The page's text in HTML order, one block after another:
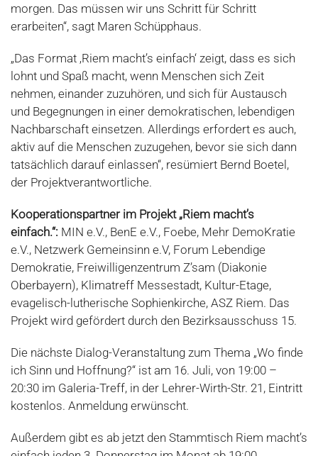
morgen. Das müssen wir uns Schritt für Schritt
erarbeiten“, sagt Maren Schüpphaus.
„Das Format ‚Riem macht’s einfach‘ zeigt, dass es sich
lohnt und Spaß macht, wenn Menschen sich Zeit
nehmen, einander zuzuhören, und sich für Austausch
und Begegnungen in einer demokratischen, lebendigen
Nachbarschaft einsetzen. Allerdings erfordert es auch,
aktiv auf die Menschen zuzugehen, bevor sie sich dann
tatsächlich darauf einlassen“, resümiert Bernd Boetel,
der Projektverantwortliche.
Kooperationspartner im Projekt „Riem macht’s
einfach.“: MIN e.V., BenE e.V., Foebe, Mehr DemoKratie
e.V., Netzwerk Gemeinsinn e.V, Forum Lebendige
Demokratie, Freiwilligenzentrum Z’sam (Diakonie
Oberbayern), Klimatreff Messestadt, Kultur-Etage,
evagelisch-lutherische Sophienkirche, ASZ Riem. Das
Projekt wird gefördert durch den Bezirksausschuss 15.
Die nächste Dialog-Veranstaltung zum Thema „Wo finde
ich Sinn und Hoffnung?“ ist am 16. Juli, von 19:00 –
20:30 im Galeria-Treff, in der Lehrer-Wirth-Str. 21, Eintritt
kostenlos. Anmeldung erwünscht.
Außerdem gibt es ab jetzt den Stammtisch Riem macht’s